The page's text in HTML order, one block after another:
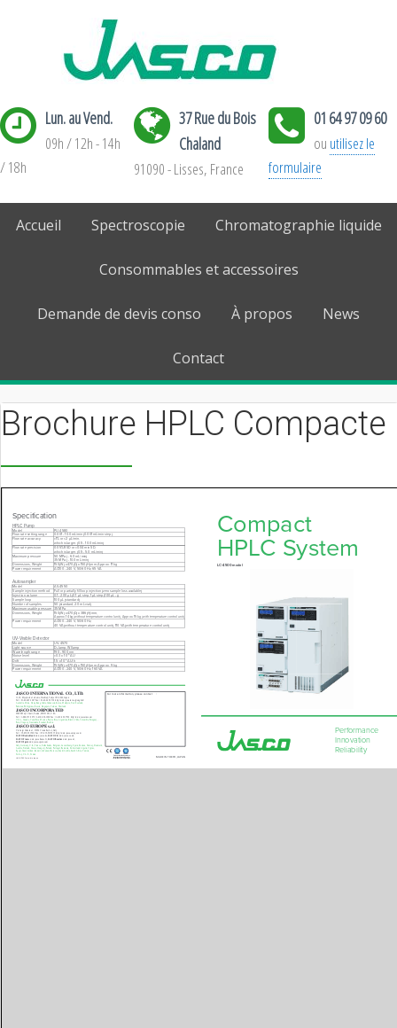
Lun. au Vend.
09h / 12h - 14h
/ 18h
37 Rue du Bois
Chaland
91090 - Lisses, France
01 64 97 09 60
ou utilisez le
formulaire
Accueil Spectroscopie Chromatographie liquide
Consommables et accessoires
Demande de devis conso À propos News
Contact
Brochure HPLC Compacte